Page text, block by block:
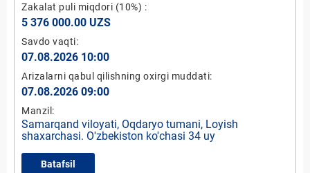
Zakalat puli miqdori (10%) :
5 376 000.00 UZS
Savdo vaqti:
07.08.2026 10:00
Arizalarni qabul qilishning oxirgi muddati:
07.08.2026 09:00
Manzil:
Samarqand viloyati, Oqdaryo tumani, Loyish
shaxarchasi. O'zbekiston ko'chasi 34 uy
Batafsil